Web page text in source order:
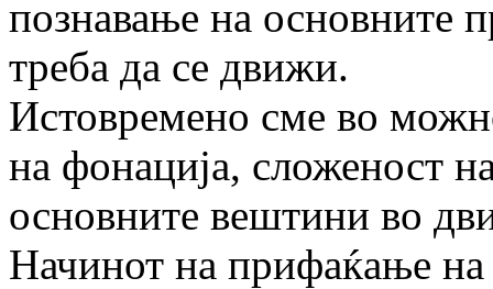
познавање на основните
треба да се движи.
Истовремено сме во
на фонација, сложеност
основните вештини во
Начинот на прифаќање на